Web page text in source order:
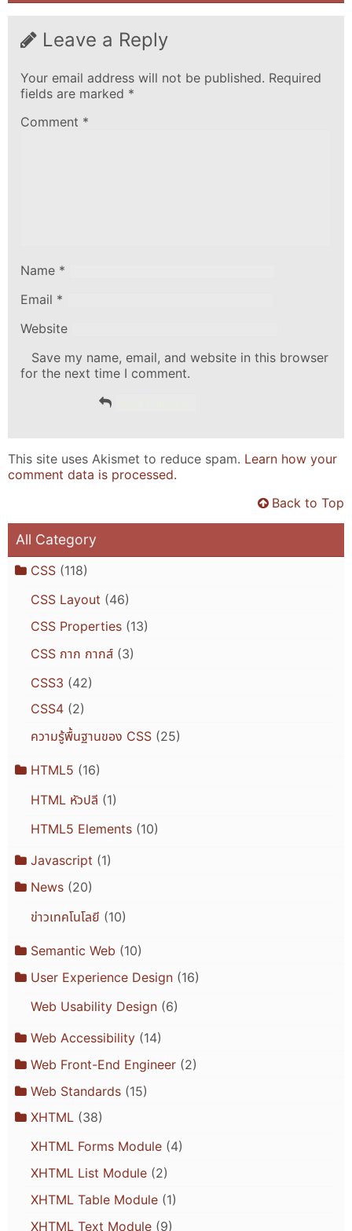
Leave a Reply
Your email address will not be published. Required
fields are marked *
Comment *
Name *
Email *
Website
Save my name, email, and website in this browser
for the next time I comment.
This site uses Akismet to reduce spam. Learn how your
comment data is processed.
Back to Top
All Category
CSS(118)
CSS Layout (46)
CSS Properties(13)
CSS กาก กากส์(3)
CSS3 (42)
CSS4(2)
ความรู้พื้นฐานของ CSS(25)
HTML5 (16)
HTML หัวปลี (1)
HTML5 Elements(10)
Javascript (1)
News(20)
ข่าวเทคโนโลยี (10)
Semantic Web (10)
User Experience Design(16)
Web Usability Design(6)
Web Accessibility(14)
Web Front-End Engineer(2)
Web Standards(15)
XHTML(38)
XHTML Forms Module(4)
XHTML List Module(2)
XHTML Table Module(1)
XHTML Text Module(9)